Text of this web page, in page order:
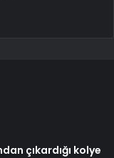
çıkardığı kolye